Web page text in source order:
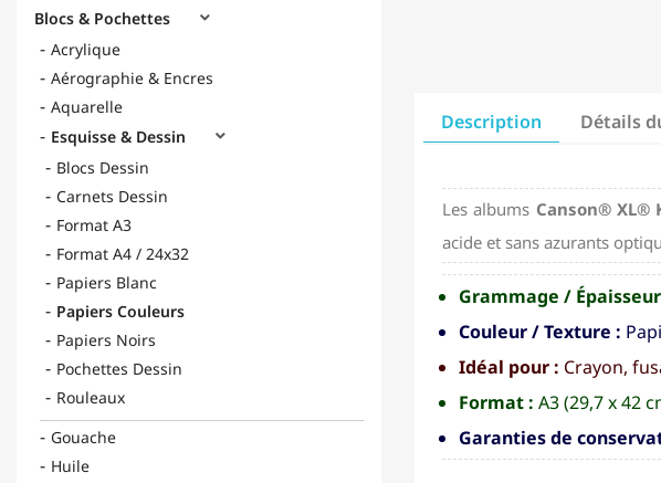
Blocs & Pochettes

Acrylique
Aérographie & Encres
Aquarelle
Esquisse & Dessin

Blocs Dessin
Carnets Dessin
Format A3
Format A4 / 24x32
Papiers Blanc
Papiers Couleurs
Papiers Noirs
Pochettes Dessin
Rouleaux
Gouache
Huile
Description Détails
Les albums Canson® XL®
acide et sans azurants
Grammage /
Couleur / Texture :
Idéal pour : Crayon,
Format : A3 (29,7 x 42
Garanties de